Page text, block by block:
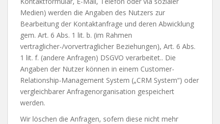
Medien) werden die Angaben des Nutzers zur
Bearbeitung der Kontaktanfrage und deren Abwicklung
gem. Art. 6 Abs. 1 lit. b. (im Rahmen
vertraglicher-/vorvertraglicher Beziehungen), Art. 6 Abs.
1 lit. f. (andere Anfragen) DSGVO verarbeitet.. Die
Angaben der Nutzer können in einem Customer-
Relationship-Management System („CRM System“) oder
vergleichbarer Anfragenorganisation gespeichert
werden.
Wir löschen die Anfragen, sofern diese nicht mehr